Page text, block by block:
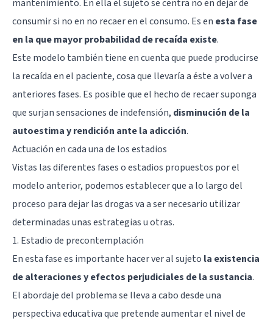
mantenimiento. En ella el sujeto se centra no en dejar de
consumir si no en no recaer en el consumo. Es en esta fase
en la que mayor probabilidad de recaída existe.
Este modelo también tiene en cuenta que puede producirse
la recaída en el paciente, cosa que llevaría a éste a volver a
anteriores fases. Es posible que el hecho de recaer suponga
que surjan sensaciones de indefensión, disminución de la
autoestima y rendición ante la adicción.
Actuación en cada una de los estadios
Vistas las diferentes fases o estadios propuestos por el
modelo anterior, podemos establecer que a lo largo del
proceso para dejar las drogas va a ser necesario utilizar
determinadas unas estrategias u otras.
1. Estadio de precontemplación
En esta fase es importante hacer ver al sujeto la existencia
de alteraciones y efectos perjudiciales de la sustancia.
El abordaje del problema se lleva a cabo desde una
perspectiva educativa que pretende aumentar el nivel de